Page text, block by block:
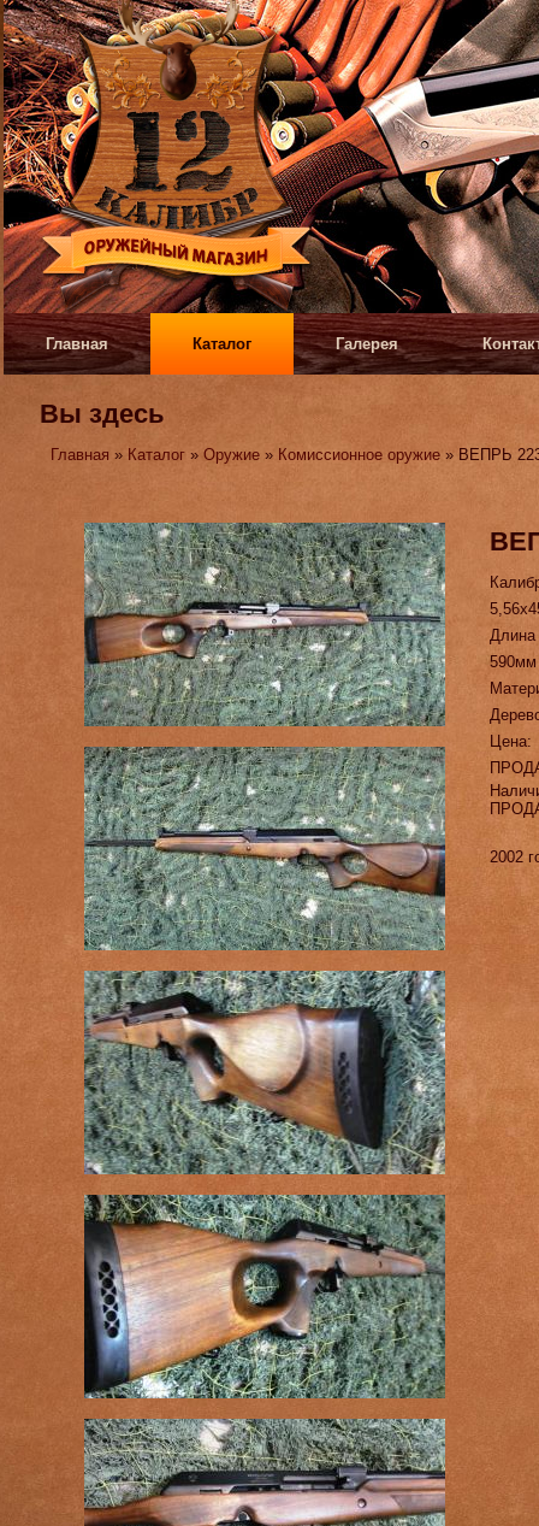
Главная Каталог Галерея
Вы здесь
Главная » Каталог »Оружие » Комиссионное оружие » ВЕПРЬ
590мм
Цена:
2002